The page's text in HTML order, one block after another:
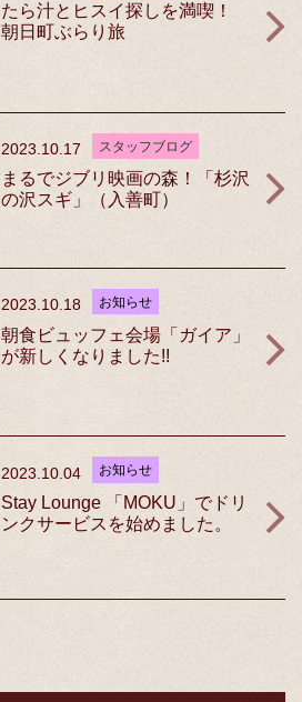
たら汁とヒスイ探しを満喫！
朝日町ぶらり旅
2023.10.17 スタッフブログ
まるでジブリ映画の森！「杉沢
の沢スギ」（入善町）
2023.10.18 お知らせ
朝食ビュッフェ会場「ガイア」
が新しくなりました!!
2023.10.04 お知らせ
Stay Lounge 「MOKU」でドリ
ンクサービスを始めました。